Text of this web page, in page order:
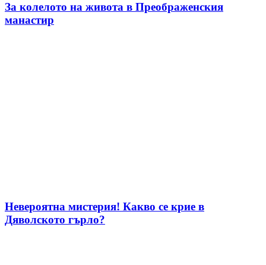
За колелото на живота в Преображенския
манастир
Невероятна мистерия! Какво се крие в
Дяволското гърло?